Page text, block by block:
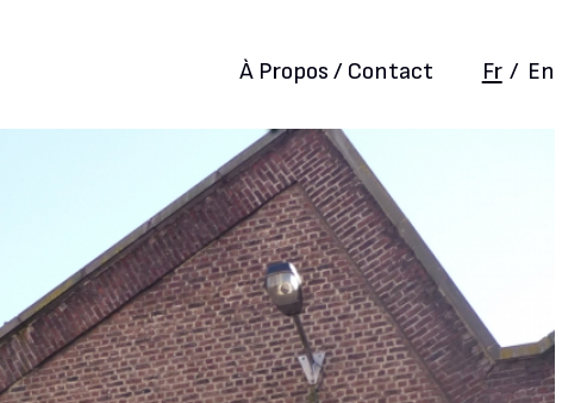
À Propos / Contact Fr / En